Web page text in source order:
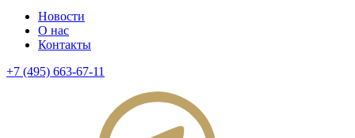
Новости
О нас
Контакты
+7 (495) 663-67-11